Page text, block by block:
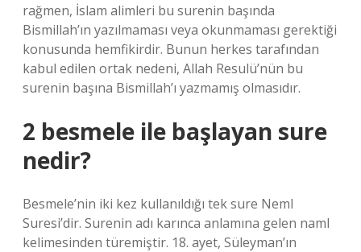
rağmen, İslam alimleri bu surenin başında
Bismillah’ın yazılmaması veya okunmaması gerektiği
konusunda hemfikirdir. Bunun herkes tarafından
kabul edilen ortak nedeni, Allah Resulü’nün bu
surenin başına Bismillah’ı yazmamış olmasıdır.
2 besmele ile başlayan sure
nedir?
Besmele’nin iki kez kullanıldığı tek sure Neml
Suresi’dir. Surenin adı karınca anlamına gelen naml
kelimesinden türemiştir. 18. ayet, Süleyman’ın